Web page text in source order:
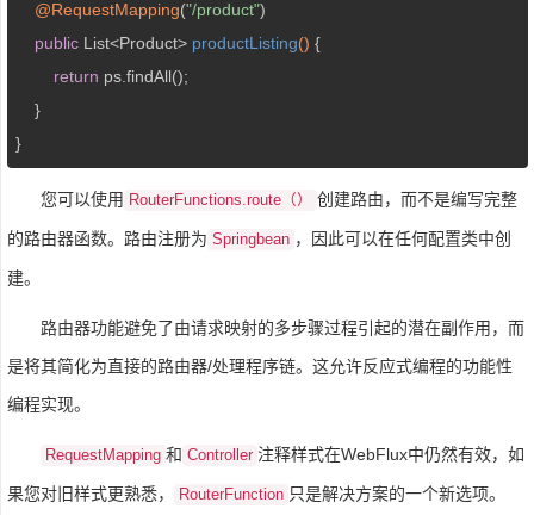
@RequestMapping("/product")
public List<Product> productListing() {
return ps.findAll();
    }
}
您可以使用 RouterFunctions.route（） 创建路由，而不是编写完整
的路由器函数。路由注册为 Springbean ，因此可以在任何配置类中创
建。
路由器功能避免了由请求映射的多步骤过程引起的潜在副作用，而
是将其简化为直接的路由器/处理程序链。这允许反应式编程的功能性
编程实现。
RequestMapping 和 Controller 注释样式在WebFlux中仍然有效，如
果您对旧样式更熟悉， RouterFunction 只是解决方案的一个新选项。